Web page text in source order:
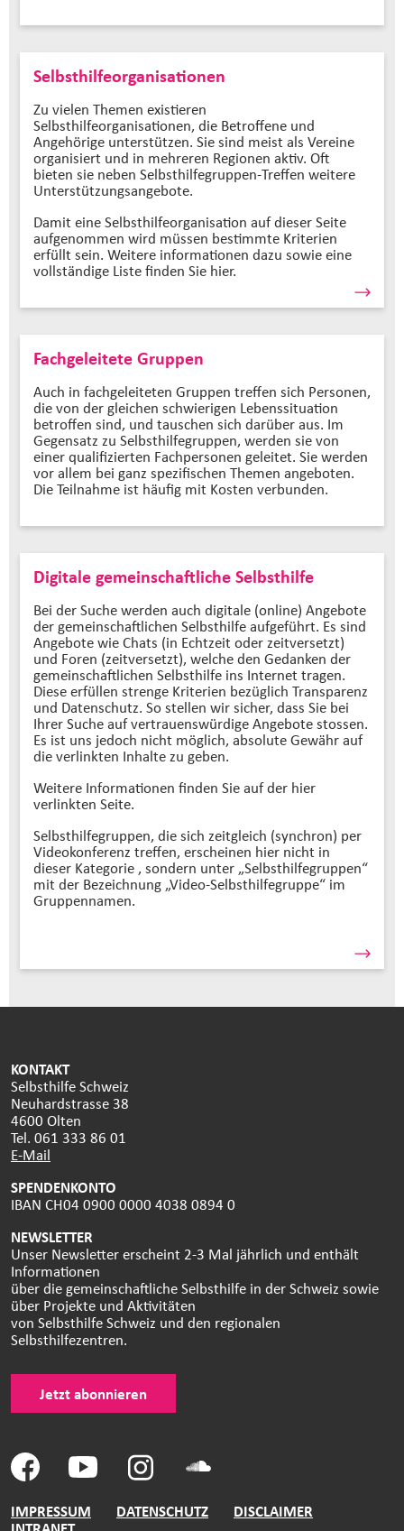
Selbsthilfeorganisationen
Zu vielen Themen existieren
Selbsthilfeorganisationen, die Betroffene und
Angehörige unterstützen. Sie sind meist als Vereine
organisiert und in mehreren Regionen aktiv. Oft
bieten sie neben Selbsthilfegruppen-Treffen weitere
Unterstützungsangebote.
Damit eine Selbsthilfeorganisation auf dieser Seite
aufgenommen wird müssen bestimmte Kriterien
erfüllt sein. Weitere informationen dazu sowie eine
vollständige Liste finden Sie hier.
Fachgeleitete Gruppen
Auch in fachgeleiteten Gruppen treffen sich Personen,
die von der gleichen schwierigen Lebenssituation
betroffen sind, und tauschen sich darüber aus. Im
Gegensatz zu Selbsthilfegruppen, werden sie von
einer qualifizierten Fachpersonen geleitet. Sie werden
vor allem bei ganz spezifischen Themen angeboten.
Die Teilnahme ist häufig mit Kosten verbunden.
Digitale gemeinschaftliche Selbsthilfe
Bei der Suche werden auch digitale (online) Angebote
der gemeinschaftlichen Selbsthilfe aufgeführt. Es sind
Angebote wie Chats (in Echtzeit oder zeitversetzt)
und Foren (zeitversetzt), welche den Gedanken der
gemeinschaftlichen Selbsthilfe ins Internet tragen.
Diese erfüllen strenge Kriterien bezüglich Transparenz
und Datenschutz. So stellen wir sicher, dass Sie bei
Ihrer Suche auf vertrauenswürdige Angebote stossen.
Es ist uns jedoch nicht möglich, absolute Gewähr auf
die verlinkten Inhalte zu geben.
Weitere Informationen finden Sie auf der hier
verlinkten Seite.
Selbsthilfegruppen, die sich zeitgleich (synchron) per
Videokonferenz treffen, erscheinen hier nicht in
dieser Kategorie , sondern unter „Selbsthilfegruppen“
mit der Bezeichnung „Video-Selbsthilfegruppe“ im
Gruppennamen.
KONTAKT
Selbsthilfe Schweiz
Neuhardstrasse 38
4600 Olten
Tel. 061 333 86 01
E-Mail
SPENDENKONTO
IBAN CH04 0900 0000 4038 0894 0
NEWSLETTER
Unser Newsletter erscheint 2-3 Mal jährlich und enthält
Informationen
über die gemeinschaftliche Selbsthilfe in der Schweiz sowie
über Projekte und Aktivitäten
von Selbsthilfe Schweiz und den regionalen
Selbsthilfezentren.
Jetzt abonnieren
IMPRESSUM DATENSCHUTZ
DISCLAIMER